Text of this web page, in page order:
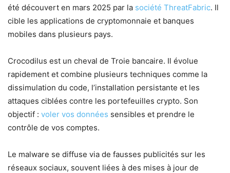
été découvert en mars 2025 par la société ThreatFabric. Il
cible les applications de cryptomonnaie et banques
mobiles dans plusieurs pays.
Crocodilus est un cheval de Troie bancaire. Il évolue
rapidement et combine plusieurs techniques comme la
dissimulation du code, l’installation persistante et les
attaques ciblées contre les portefeuilles crypto. Son
objectif : voler vos données sensibles et prendre le
contrôle de vos comptes.
Le malware se diffuse via de fausses publicités sur les
réseaux sociaux, souvent liées à des mises à jour de